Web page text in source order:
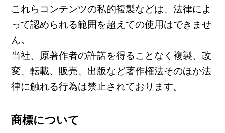
これらコンテンツの私的複製などは、法律によ
って認められる範囲を超えての使用はできませ
ん。
当社、原著作者の許諾を得ることなく複製、改
変、転載、販売、出版など著作権法そのほか法
律に触れる行為は禁止されております。
商標について